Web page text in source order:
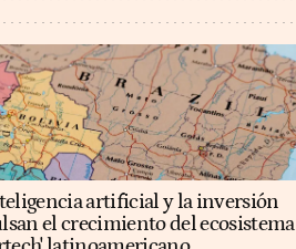
artificial y la inversión
el crecimiento del ecosistema